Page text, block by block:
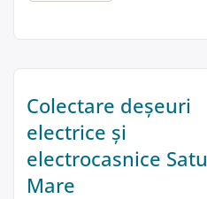
Colectare deșeuri
electrice și
electrocasnice Satu
Mare